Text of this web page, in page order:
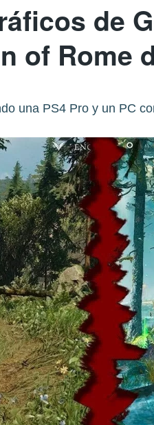
de
of Rome
una PS4 Pro y un PC